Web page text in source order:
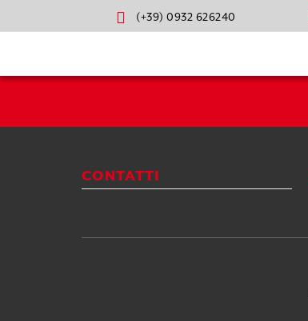
(+39) 0932 626240
CONTATTI